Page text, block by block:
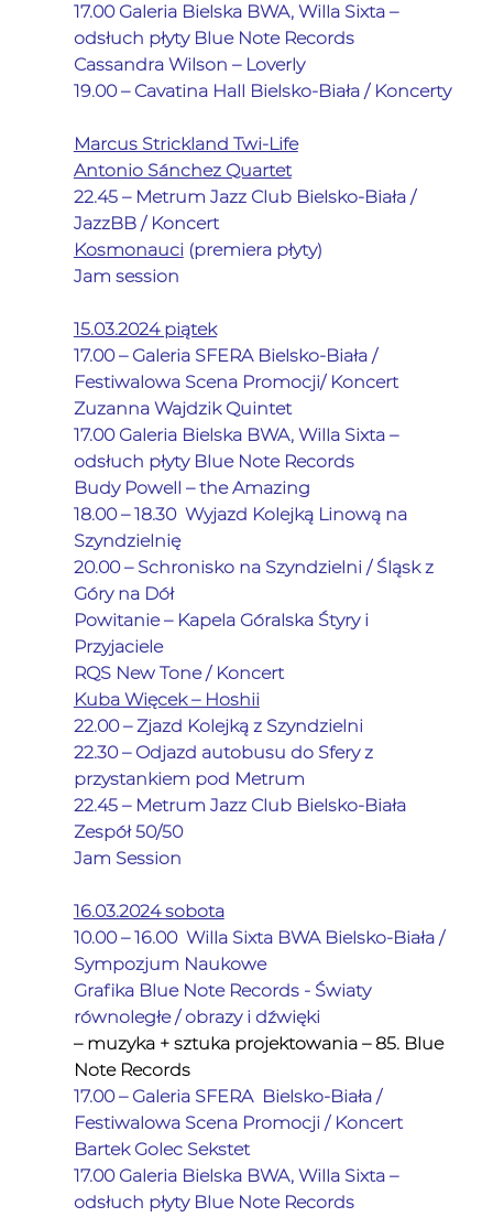
17.00 Galeria Bielska BWA, Willa Sixta –
odsłuch płyty Blue Note Records
Cassandra Wilson – Loverly
19.00 – Cavatina Hall Bielsko-Biała / Koncerty
Marcus Strickland Twi-Life
Antonio Sánchez Quartet
22.45 – Metrum Jazz Club Bielsko-Biała /
JazzBB / Koncert
Kosmonauci (premiera płyty)
Jam session
15.03.2024 piątek
17.00 – Galeria SFERA Bielsko-Biała /
Festiwalowa Scena Promocji/ Koncert
Zuzanna Wajdzik Quintet
17.00 Galeria Bielska BWA, Willa Sixta –
odsłuch płyty Blue Note Records
Budy Powell – the Amazing
18.00 – 18.30  Wyjazd Kolejką Linową na
Szyndzielnię
20.00 – Schronisko na Szyndzielni / Śląsk z
Góry na Dół
Powitanie – Kapela Góralska Śtyry i
Przyjaciele
RQS New Tone / Koncert
Kuba Więcek – Hoshii
22.00 – Zjazd Kolejką z Szyndzielni
22.30 – Odjazd autobusu do Sfery z
przystankiem pod Metrum
22.45 – Metrum Jazz Club Bielsko-Biała
Zespół 50/50
Jam Session
16.03.2024 sobota
10.00 – 16.00  Willa Sixta BWA Bielsko-Biała /
Sympozjum Naukowe
Grafika Blue Note Records - Światy
równoległe / obrazy i dźwięki
– muzyka + sztuka projektowania – 85. Blue
Note Records
17.00 – Galeria SFERA  Bielsko-Biała /
Festiwalowa Scena Promocji / Koncert
Bartek Golec Sekstet
17.00 Galeria Bielska BWA, Willa Sixta –
odsłuch płyty Blue Note Records